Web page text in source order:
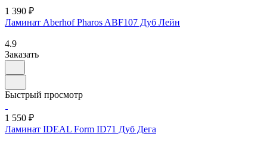
1 390 ₽
Ламинат Aberhof Pharos ABF107 Дуб Лейн
4.9
Заказать
Быстрый просмотр
1 550 ₽
Ламинат IDEAL Form ID71 Дуб Дега